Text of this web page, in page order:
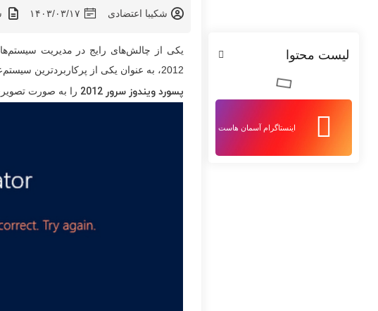
لیست محتوا
اینستاگرام آسمان هاست
شکیبا اعتضادی ۱۴۰۳/۰۳/۱۷
یکی از چالش‌های رایج در مدیریت
2012، به عنوان یکی از پرکاربردترین سیستم‌عامل‌های سرور در دنیا، نیز از این قاعده مستثنی نیست. در این مقاله قصد داریم نحوه
پسورد ویندوز سرور 2012
را به صورت